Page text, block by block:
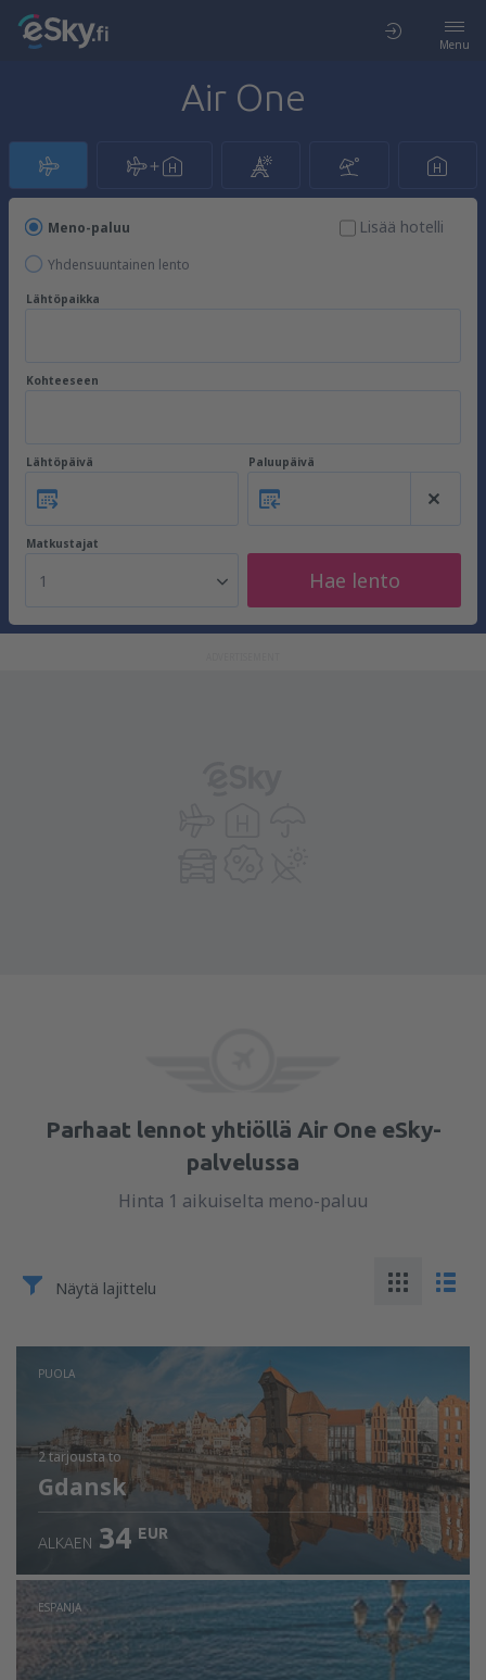
Menu
Air One
Meno-paluu
Yhdensuuntainen lento
Lisää hotelli
Lähtöpaikka
Kohteeseen
Lähtöpäivä Paluupäivä
Matkustajat
1 Hae lento
Parhaat lennot yhtiöllä Air One eSky-
palvelussa
Hinta 1 aikuiselta meno-paluu
Näytä lajittelu
PUOLA
2 tarjousta to
Gdansk
ALKAEN 34 EUR
ESPANJA